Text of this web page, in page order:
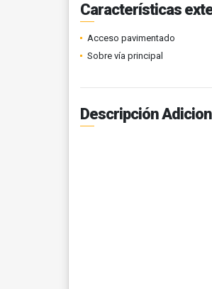
Características
Acceso pavimentado
Sobre vía principal
Descripción